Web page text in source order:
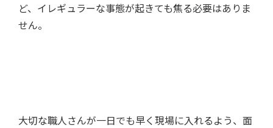
ど、イレギュラーな事態が起きても焦る必要はありま
せん。
大切な職人さんが一日でも早く現場に入れるよう、面